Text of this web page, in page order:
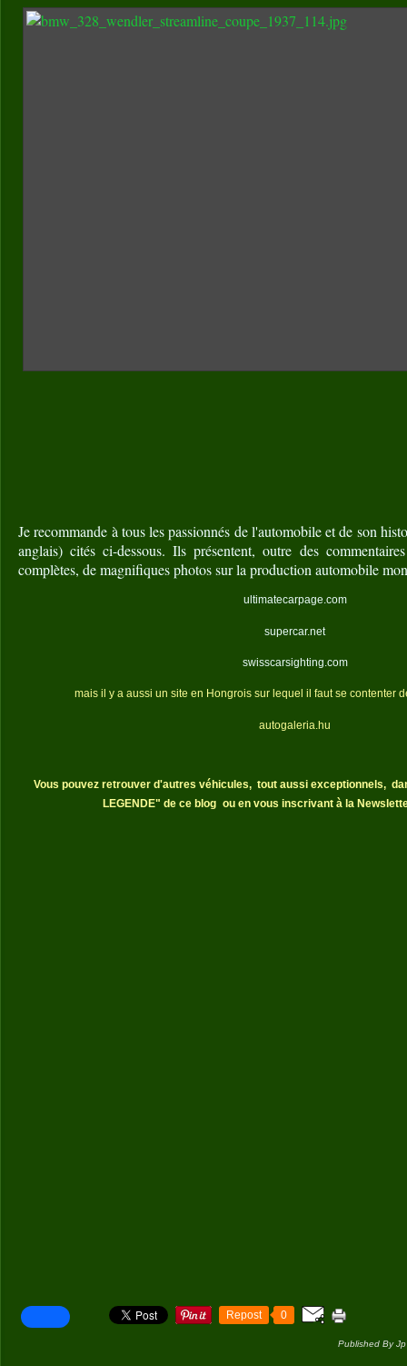
Je recommande à tous les passionnés de l'automobile et de son
anglais) cités ci-dessous. Ils présentent, outre des
complètes, de magnifiques photos sur la production automobile
ultimatecarpage.com
supercar.net
swisscarsighting.com
mais il y a aussi un site en Hongrois sur lequel il faut se contenter
autogaleria.hu
Vous pouvez retrouver d'autres véhicules, tout aussi exceptionnels,
LEGENDE" de ce blog ou en vous inscrivant à la
Repost 0
Published By